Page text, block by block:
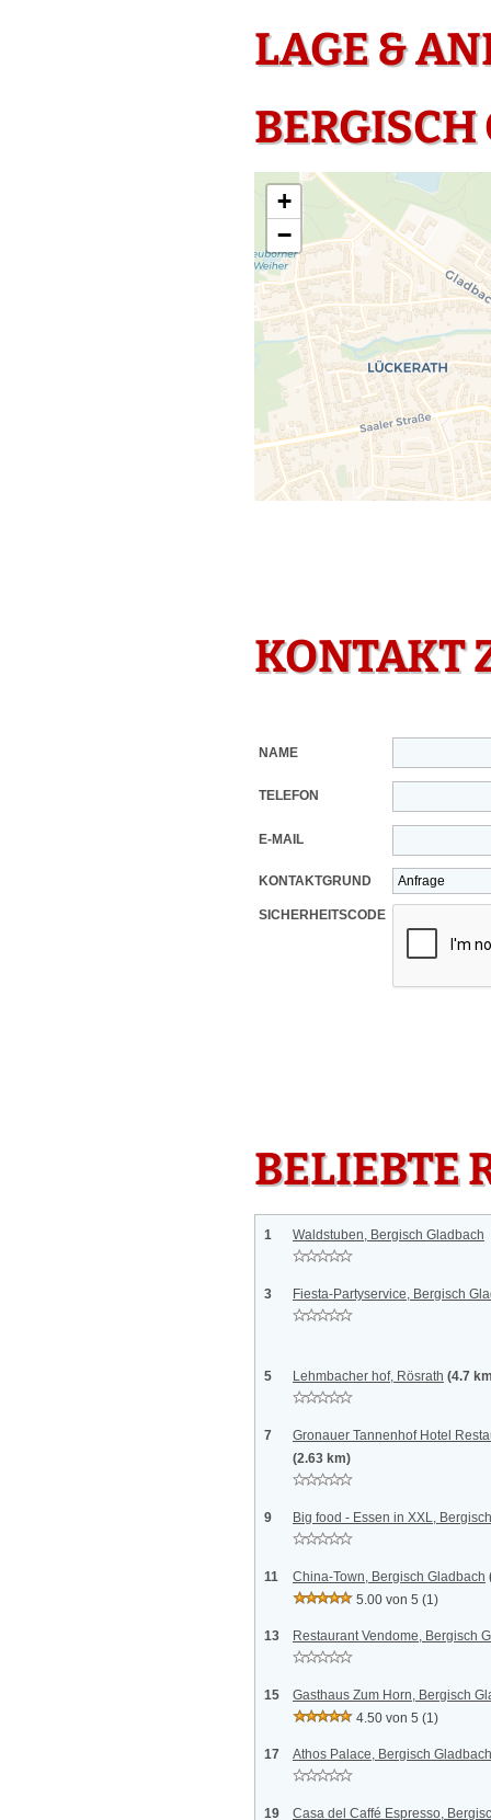
LAGE &
+
−
KONTAKT
NAME
TELEFON
E-MAIL
KONTAKTGRUND
SICHERHEITSCODE
BELIEBTE
1 Waldstuben, Bergisch Gladbach
3 Fiesta-Partyservice, Bergisch
5 Lehmbacher hof, Rösrath (4.7
7
Gronauer Tannenhof Hotel
(2.63 km)
9 Big food - Essen in XXL,
11 China-Town, Bergisch Gladbach
5.00 von 5 (1)
13 Restaurant Vendome, Bergisch
15
Gasthaus Zum Horn, Bergisch
4.50 von 5 (1)
17 Athos Palace, Bergisch Gladbach
19 Casa del Caffé Espresso,